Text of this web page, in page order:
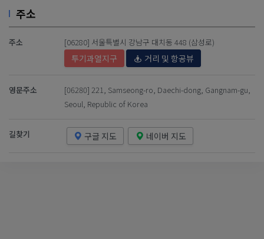
주소
주소 [06280] 서울특별시 강남구 대치동 448 (삼성로)
투기과열지구 거리 및 항공뷰
영문주소
[06280] 221, Samseong-ro, Daechi-dong, Gangnam-gu,
Seoul, Republic of Korea
길찾기 구글 지도 네이버 지도